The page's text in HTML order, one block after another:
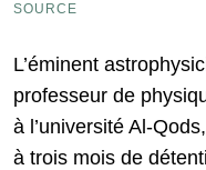
SOURCE
L’éminent
professeur de
à l’université Al-
à trois mois de